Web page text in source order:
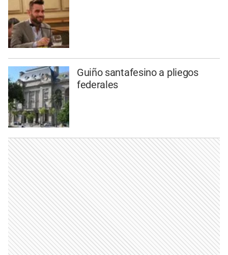
Guiño santafesino a pliegos
federales